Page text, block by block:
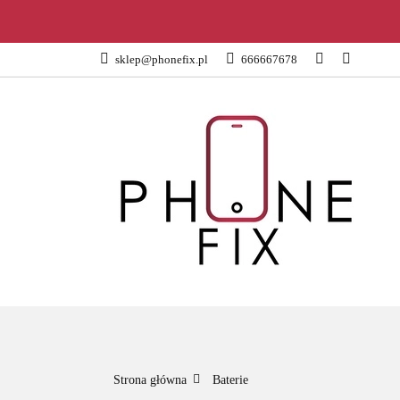
sklep@phonefix.pl 666667678
AKCESORIA
Strona główna Baterie